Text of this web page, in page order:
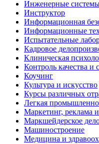
Инженерные
Инструктор
Информационная
Информационные
Испытательные
Кадровое
Клиническая
Контроль качества и
Коучинг
Культура и искусство
Курсы различных
Легкая
Маркетинг, реклама
Маркшейдерское
Машиностроение
Медицина и